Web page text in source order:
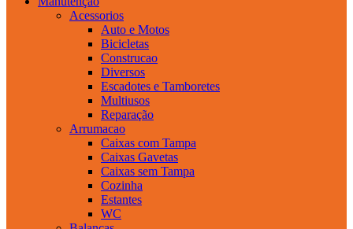
Acessorios
Auto e Motos
Bicicletas
Construcao
Diversos
Escadotes e Tamboretes
Multiusos
Reparação
Arrumacao
Caixas com Tampa
Caixas Gavetas
Caixas sem Tampa
Cozinha
Estantes
WC